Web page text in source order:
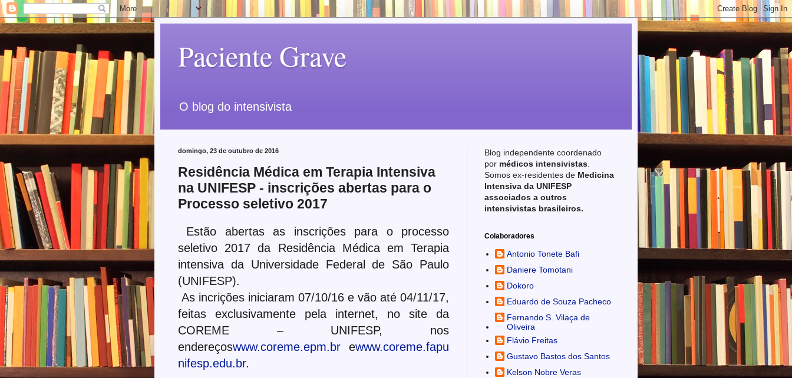
Paciente Grave
O blog do intensivista
domingo, 23 de outubro de 2016
Residência Médica em Terapia Intensiva
na UNIFESP - inscrições abertas para o
Processo seletivo 2017
Estão abertas as inscrições para o processo
seletivo 2017 da Residência Médica em Terapia
intensiva da Universidade Federal de São Paulo
(UNIFESP).
As incrições iniciaram 07/10/16 e vão até 04/11/17,
feitas exclusivamente pela internet, no site da
COREME – UNIFESP, nos
endereçoswww.coreme.epm.br ewww.coreme.fapu
nifesp.edu.br.
Blog independente coordenado
por médicos intensivistas
Somos ex-residentes de Medicina
Intensiva da UNIFESP
associados a outros
intensivistas brasileiros.
Colaboradores
Antonio Tonete Bafi
Daniere Tomotani
Dokoro
Eduardo de Souza Pacheco
Fernando S. Vilaça de
Oliveira
Flávio Freitas
Gustavo Bastos dos Santos
Kelson Nobre Veras